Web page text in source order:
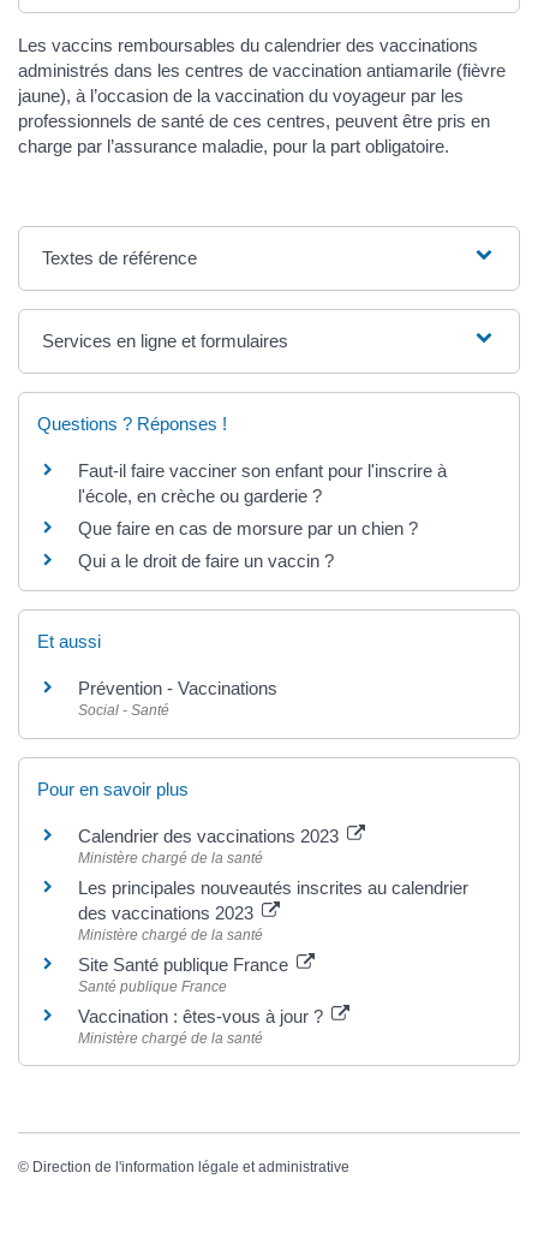
Les vaccins remboursables du calendrier des vaccinations
administrés dans les centres de vaccination antiamarile (fièvre
jaune), à l’occasion de la vaccination du voyageur par les
professionnels de santé de ces centres, peuvent être pris en
charge par l’assurance maladie, pour la part obligatoire.
Textes de référence
Services en ligne et formulaires
Questions ? Réponses !
Faut-il faire vacciner son enfant pour l'inscrire à
l'école, en crèche ou garderie ?
Que faire en cas de morsure par un chien ?
Qui a le droit de faire un vaccin ?
Et aussi
Prévention - Vaccinations
Social - Santé
Pour en savoir plus
Calendrier des vaccinations 2023
Ministère chargé de la santé
Les principales nouveautés inscrites au calendrier
des vaccinations 2023
Ministère chargé de la santé
Site Santé publique France
Santé publique France
Vaccination : êtes-vous à jour ?
Ministère chargé de la santé
© Direction de l'information légale et administrative